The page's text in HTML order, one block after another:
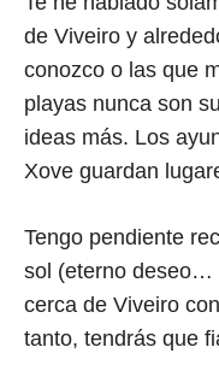
de Viveiro y
conozco o las que
playas nunca son
ideas más. Los
Xove guardan
Tengo pendiente
sol (eterno deseo…
cerca de Viveiro
tanto, tendrás que